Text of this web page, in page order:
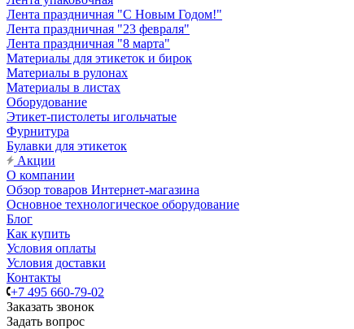
Лента праздничная "С Новым Годом!"
Лента праздничная "23 февраля"
Лента праздничная "8 марта"
Материалы для этикеток и бирок
Материалы в рулонах
Материалы в листах
Оборудование
Этикет-пистолеты игольчатые
Фурнитура
Булавки для этикеток
Акции
О компании
Обзор товаров Интернет-магазина
Основное технологическое оборудование
Блог
Как купить
Условия оплаты
Условия доставки
Контакты
+7 495 660-79-02
Заказать звонок
Задать вопрос